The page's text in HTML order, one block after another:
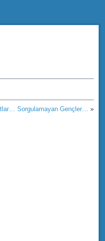
Sorgulamayan Gençler… »